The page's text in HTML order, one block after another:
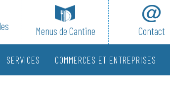
Menus de Cantine Contact
SERVICES COMMERCES ET ENTREPRISES